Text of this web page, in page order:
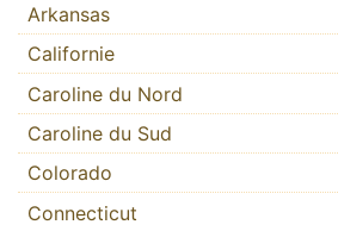
Arkansas
Californie
Caroline du Nord
Caroline du Sud
Colorado
Connecticut